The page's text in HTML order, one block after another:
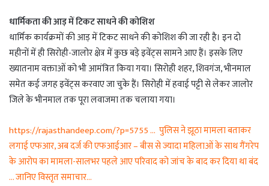
धार्मिकता की आड़ में टिकट साधने की कोशिश
धार्मिक कार्यक्रमों की आड़ में टिकट साधने की कोशिश की जा रही है। इन दो
महीनों में ही सिरोही-जालोर क्षेत्र में कुछ बड़े इवेंट्स सामने आए हैं। इसके लिए
ख्यातनाम वक्ताओं को भी आमंत्रित किया गया। सिरोही शहर, शिवगंज, भीनमाल
समेत कई जगह इवेंट्स करवाए जा चुके हैं। सिरोही में हवाई पट्टी से लेकर जालोर
जिले के भीनमाल तक पूरा लवाजमा तक चलाया गया।
https://rajasthandeep.com/?p=5755 … पुलिस ने झूठा मामला बताकर
लगाई एफआर, अब दर्ज की एफआईआर – बीस से ज्यादा महिलाओं के साथ गैंगरेप
के आरोप का मामला-सालभर पहले आए परिवाद को जांच के बाद कर दिया था बंद
… जानिए विस्तृत समाचार…